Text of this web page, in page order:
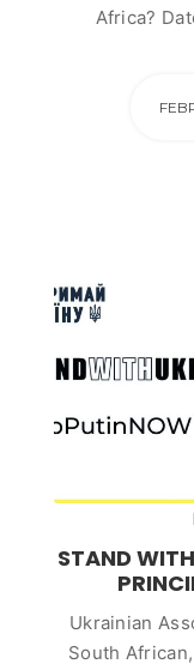
Africa?
STAND
Ukrainian
South